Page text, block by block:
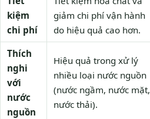
kiệm
chi phí
giảm chi phí vận hành
do hiệu quả cao hơn.
Thích
nghi
với
nước
nguồn
Hiệu quả trong xử lý
nhiều loại nước nguồn
(nước ngầm, nước mặt,
nước thải).